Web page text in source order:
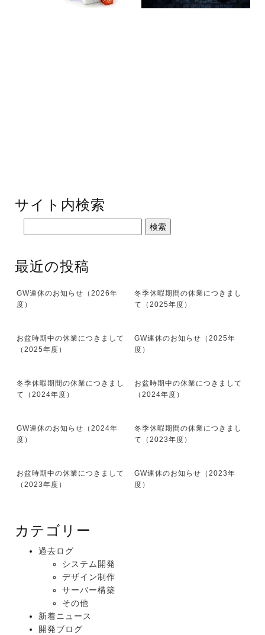
サイト内検索
最近の投稿
GW連休のお知らせ（2026年
度）
冬季休暇期間の休業につきまし
て（2025年度）
お盆時期中の休業につきまして
（2025年度）
GW連休のお知らせ（2025年
度）
冬季休暇期間の休業につきまし
て（2024年度）
お盆時期中の休業につきまして
（2024年度）
GW連休のお知らせ（2024年
度）
冬季休暇期間の休業につきまし
て（2023年度）
お盆時期中の休業につきまして
（2023年度）
GW連休のお知らせ（2023年
度）
カテゴリー
過去ログ
システム開発
デザイン制作
サーバー構築
その他
新着ニュース
開発ブログ